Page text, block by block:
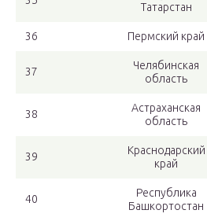
Татарстан
36 Пермский край
37
Челябинская
область
38
Астраханская
область
39
Краснодарский
край
40
Республика
Башкортостан